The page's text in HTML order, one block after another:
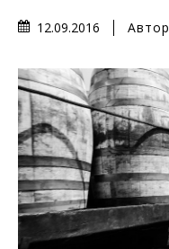
12.09.2016 Автор